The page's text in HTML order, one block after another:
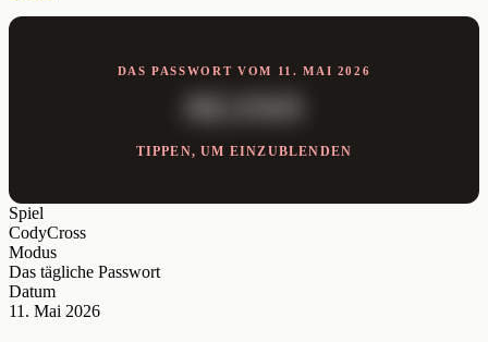
DAS PASSWORT VOM 11. MAI 2026
ALIAS
TIPPEN, UM EINZUBLENDEN
Spiel
CodyCross
Modus
Das tägliche Passwort
Datum
11. Mai 2026